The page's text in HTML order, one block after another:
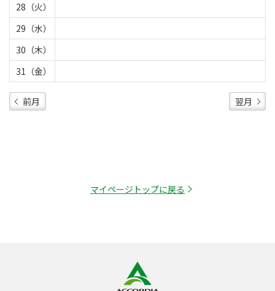
28（火）
29（水）
30（木）
31（金）
前月 翌月
マイページトップに戻る